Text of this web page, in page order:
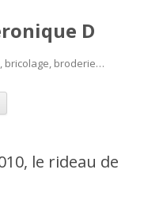
D
bricolage, broderie…
Aller
contenu
le rideau de